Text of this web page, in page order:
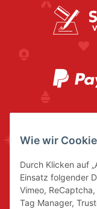
Wie wir
Durch Klicken auf
Einsatz folgender
Vimeo,
Tag Manager,